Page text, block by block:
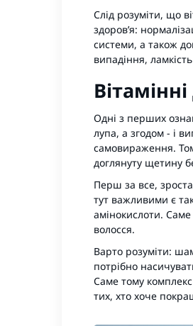
Слід розуміти, що
здоров’я:
системи, а також
випадіння,
Одні з перших
лупа, а згодом - і
самовираження.
доглянуту щетину
Перш за все,
тут важливими є
амінокислоти.
волосся.
Варто розуміти:
потрібно
Саме тому комплекс
тих, хто хоче